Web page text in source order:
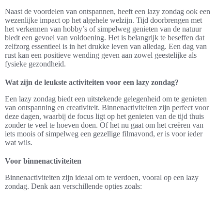
Naast de voordelen van ontspannen, heeft een lazy zondag ook een
wezenlijke impact op het algehele welzijn. Tijd doorbrengen met
het verkennen van hobby’s of simpelweg genieten van de natuur
biedt een gevoel van voldoening. Het is belangrijk te beseffen dat
zelfzorg essentieel is in het drukke leven van alledag. Een dag van
rust kan een positieve wending geven aan zowel geestelijke als
fysieke gezondheid.
Wat zijn de leukste activiteiten voor een lazy zondag?
Een lazy zondag biedt een uitstekende gelegenheid om te genieten
van ontspanning en creativiteit. Binnenactiviteiten zijn perfect voor
deze dagen, waarbij de focus ligt op het genieten van de tijd thuis
zonder te veel te hoeven doen. Of het nu gaat om het creëren van
iets moois of simpelweg een gezellige filmavond, er is voor ieder
wat wils.
Voor binnenactiviteiten
Binnenactiviteiten zijn ideaal om te verdoen, vooral op een lazy
zondag. Denk aan verschillende opties zoals: